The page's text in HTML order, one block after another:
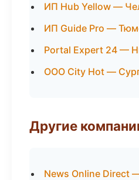
ИП Hub Yellow —
ИП Guide Pro —
Portal Expert 24 —
ООО City Hot —
Другие
News Online Direct